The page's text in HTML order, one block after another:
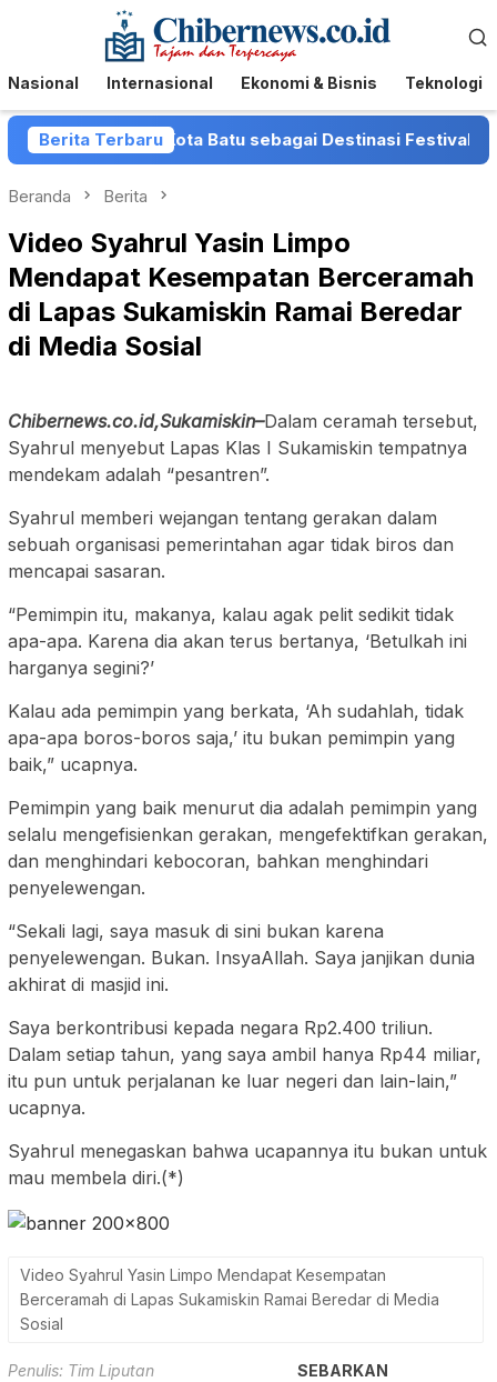
Menu
Mobile
Nasional Internasional Ekonomi & Bisnis Teknologi
Berita Terbaru
Posisi Kota Batu sebagai Destinasi Festival Musik
Beranda Berita
Video Syahrul Yasin Limpo
Mendapat Kesempatan Berceramah
di Lapas Sukamiskin Ramai Beredar
di Media Sosial
Chibernews.co.id,Sukamiskin–Dalam ceramah tersebut,
Syahrul menyebut Lapas Klas I Sukamiskin tempatnya
mendekam adalah “pesantren”.
Syahrul memberi wejangan tentang gerakan dalam
sebuah organisasi pemerintahan agar tidak biros dan
mencapai sasaran.
“Pemimpin itu, makanya, kalau agak pelit sedikit tidak
apa-apa. Karena dia akan terus bertanya, ‘Betulkah ini
harganya segini?’
Kalau ada pemimpin yang berkata, ‘Ah sudahlah, tidak
apa-apa boros-boros saja,’ itu bukan pemimpin yang
baik,” ucapnya.
Pemimpin yang baik menurut dia adalah pemimpin yang
selalu mengefisienkan gerakan, mengefektifkan gerakan,
dan menghindari kebocoran, bahkan menghindari
penyelewengan.
“Sekali lagi, saya masuk di sini bukan karena
penyelewengan. Bukan. InsyaAllah. Saya janjikan dunia
akhirat di masjid ini.
Saya berkontribusi kepada negara Rp2.400 triliun.
Dalam setiap tahun, yang saya ambil hanya Rp44 miliar,
itu pun untuk perjalanan ke luar negeri dan lain-lain,”
ucapnya.
Syahrul menegaskan bahwa ucapannya itu bukan untuk
mau membela diri.(*)
Video Syahrul Yasin Limpo Mendapat Kesempatan
Berceramah di Lapas Sukamiskin Ramai Beredar di Media
Sosial
Penulis: Tim Liputan
SEBARKAN